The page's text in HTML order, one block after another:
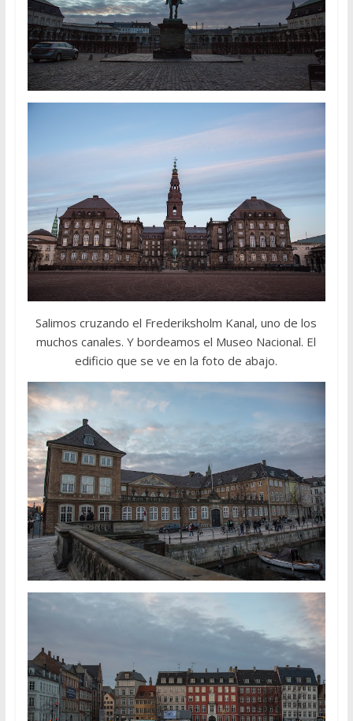
Salimos cruzando el Frederiksholm Kanal, uno de los
muchos canales. Y bordeamos el Museo Nacional. El
edificio que se ve en la foto de abajo.